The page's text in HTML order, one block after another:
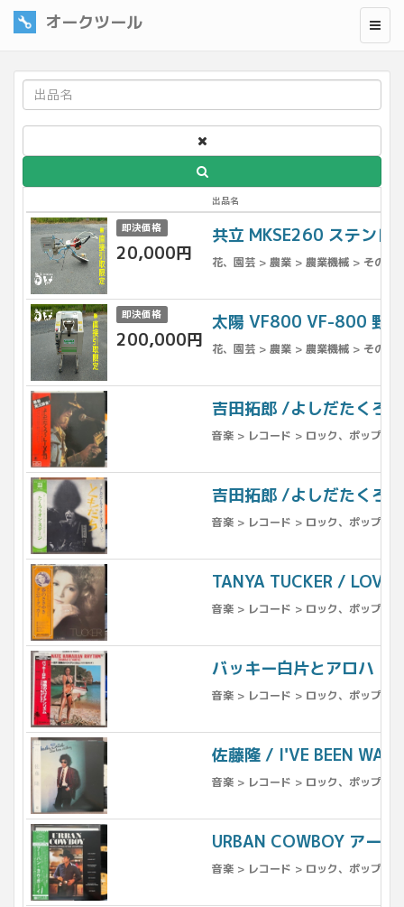
オークツール
出品名
即決価格
20,000円
共立 MKSE260 ステンレ
花、園芸 > 農業 > 農業機械 > その他
即決価格
200,000円
太陽 VF800 VF-800 野菜
花、園芸 > 農業 > 農業機械 > その他
吉田拓郎 /よしだたくろ
音楽 > レコード > ロック、ポップス
吉田拓郎 /よしだたくろ
音楽 > レコード > ロック、ポップス
TANYA TUCKER /
音楽 > レコード > ロック、ポップス
バッキー白片とアロハ・
音楽 > レコード > ロック、ポップス
佐藤隆 / I'VE BEEN
音楽 > レコード > ロック、ポップス
URBAN COWBOY アー
音楽 > レコード > ロック、ポップス